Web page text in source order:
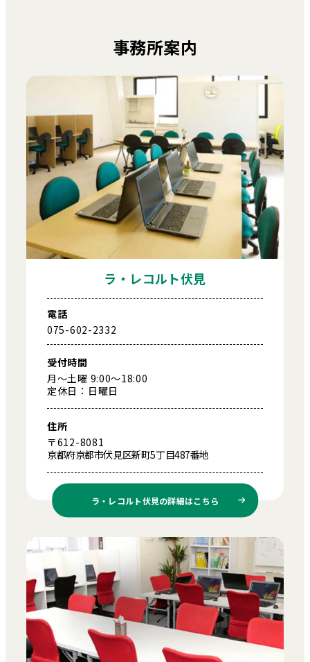
事務所案内
ラ・レコルト伏見
電話
075-602-2332
受付時間
月～土曜 9:00～18:00
定休日：日曜日
住所
〒612-8081
京都府京都市伏見区新町5丁目487番地
ラ・レコルト伏見の詳細はこちら